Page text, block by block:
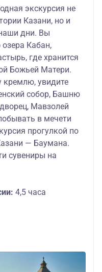
экскурсия не
Казани, но и
дни. Вы
Кабан,
где хранится
Божьей Матери.
кремлю, увидите
собор, Башню
Мавзолей
в мечети
прогулкой по
— Баумана.
сувениры на
4,5 часа